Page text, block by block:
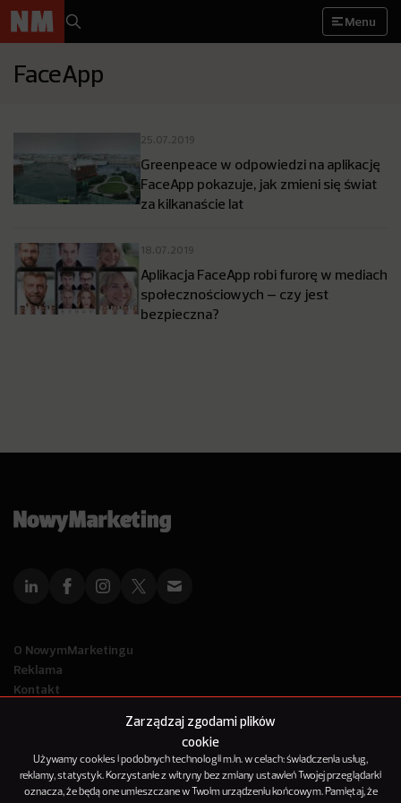
Zarządzaj zgodami plików
cookie
Używamy cookies i podobnych technologii m.in. w celach: świadczenia usług,
reklamy, statystyk. Korzystanie z witryny bez zmiany ustawień Twojej przeglądarki
oznacza, że będą one umieszczane w Twoim urządzeniu końcowym. Pamiętaj, że
Menu
FaceApp
25.07.2019
Greenpeace w odpowiedzi na aplikację
FaceApp pokazuje, jak zmieni się świat
za kilkanaście lat
18.07.2019
Aplikacja FaceApp robi furorę w mediach
społecznościowych – czy jest
bezpieczna?
O NowymMarketingu
Reklama
Kontakt